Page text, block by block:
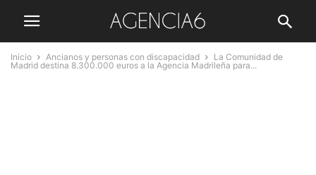
Inicio Ancianos y personas con discapacidad
La Comunidad de
Madrid destina 8.300.000 euros a la Agencia Madrileña para...